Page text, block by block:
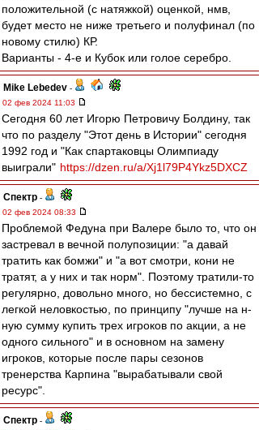
положительной (с натяжкой) оценкой, нмв,
будет место не ниже третьего и полуфинал (по
новому стилю) КР.
Варианты - 4-е и Кубок или голое серебро.
Mike Lebedev -
02 фев 2024 11:03
Сегодня 60 лет Игорю Петровичу Болдину, так
что по разделу "Этот день в Истории" сегодня
1992 год и "Как спартаковцы Олимпиаду
выиграли" https://dzen.ru/a/Xj1l79P4Ykz5DXCZ
Спектр -
02 фев 2024 08:33
Проблемой Федуна при Валере было то, что он
застревал в вечной полупозиции: "а давай
тратить как бомжи" и "а вот смотри, кони не
тратят, а у них и так норм". Поэтому тратили-то
регулярно, довольно много, но бессистемно, с
легкой неловкостью, по принципу "лучше на н-
ную сумму купить трех игроков по акции, а не
одного сильного" и в основном на замену
игроков, которые после пары сезонов
тренерства Карпина "вырабатывали свой
ресурс".
Спектр -